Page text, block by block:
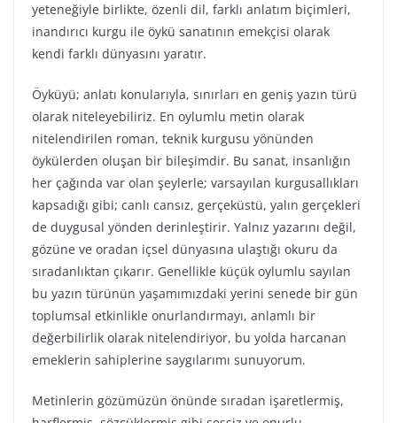
yeteneğiyle birlikte, özenli dil, farklı anlatım biçimleri,
inandırıcı kurgu ile öykü sanatının emekçisi olarak
kendi farklı dünyasını yaratır.
Öyküyü; anlatı konularıyla, sınırları en geniş yazın türü
olarak niteleyebiliriz. En oylumlu metin olarak
nitelendirilen roman, teknik kurgusu yönünden
öykülerden oluşan bir bileşimdir. Bu sanat, insanlığın
her çağında var olan şeylerle; varsayılan kurgusallıkları
kapsadığı gibi; canlı cansız, gerçeküstü, yalın gerçekleri
de duygusal yönden derinleştirir. Yalnız yazarını değil,
gözüne ve oradan içsel dünyasına ulaştığı okuru da
sıradanlıktan çıkarır. Genellikle küçük oylumlu sayılan
bu yazın türünün yaşamımızdaki yerini senede bir gün
toplumsal etkinlikle onurlandırmayı, anlamlı bir
değerbilirlik olarak nitelendiriyor, bu yolda harcanan
emeklerin sahiplerine saygılarımı sunuyorum.
Metinlerin gözümüzün önünde sıradan işaretlermiş,